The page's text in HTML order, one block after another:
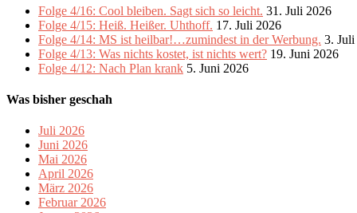
Folge 4/16: Cool bleiben. Sagt sich so leicht. 31. Juli 2026
Folge 4/15: Heiß. Heißer. Uhthoff. 17. Juli 2026
Folge 4/14: MS ist heilbar!…zumindest in der Werbung. 3.
Folge 4/13: Was nichts kostet, ist nichts wert? 19. Juni 2026
Folge 4/12: Nach Plan krank 5. Juni 2026
Was bisher geschah
Juli 2026
Juni 2026
Mai 2026
April 2026
März 2026
Februar 2026